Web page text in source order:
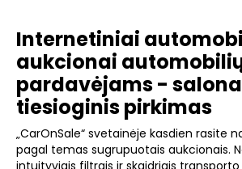
Internetiniai
aukcionai
pardavėjams -
tiesioginis pirkimas
„CarOnSale“ svetainėje kasdien rasite
pagal temas sugrupuotais aukcionais.
intuityviais filtrais ir skaidriais